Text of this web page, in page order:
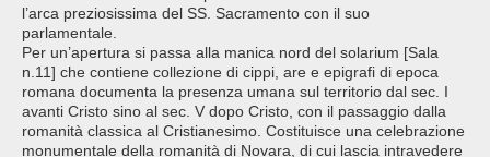
l’arca preziosissima del SS. Sacramento con il suo
parlamentale.
Per un’apertura si passa alla manica nord del solarium [Sala
n.11] che contiene collezione di cippi, are e epigrafi di epoca
romana documenta la presenza umana sul territorio dal sec. I
avanti Cristo sino al sec. V dopo Cristo, con il passaggio dalla
romanità classica al Cristianesimo. Costituisce una celebrazione
monumentale della romanità di Novara, di cui lascia intravedere